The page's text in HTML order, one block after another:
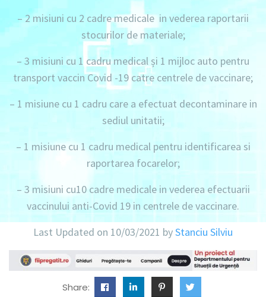
–2 misiuni cu 2 cadre medicalein vederea raportarii
stocurilor de materiale;
– 3 misiuni cu 1 cadru medical și 1 mijloc auto pentru
transport vaccin Covid -19 catre centrele de vaccinare;
– 1 misiunecu 1 cadru care a efectuat decontaminare in
sediul unitatii;
– 1 misiunecu 1 cadru medicalpentru identificarea si
raportarea focarelor;
– 3 misiuni cu10 cadre medicalein vederea efectuarii
vaccinului anti-Covid 19 in centrele de vaccinare.
Last Updated on 10/03/2021 byStanciu Silviu
Share: